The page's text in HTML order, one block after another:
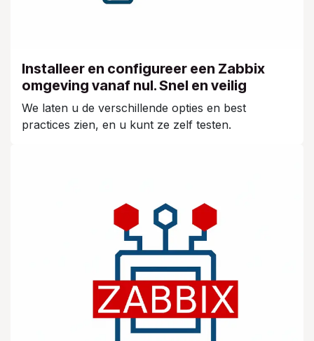
Installeer en configureer een Zabbix
omgeving vanaf nul. Snel en veilig
We laten u de verschillende opties en best
practices zien, en u kunt ze zelf testen.